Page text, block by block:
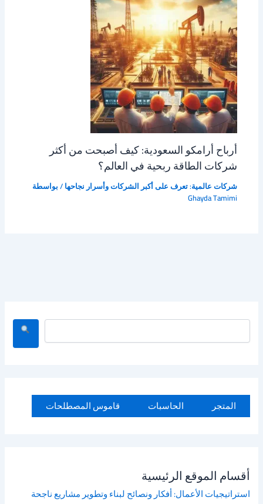
أرباح أرامكو السعودية: كيف أصبحت من أكثر
شركات الطاقة ربحية في العالم؟
شركات عالمية: تعرف على أكبر الشركات وأسرار نجاحها/ بواسطة
Ghayda Tamimi
ا
ب
المتجر الحاسبات قاموس المصطلحات
أقسام الموقع الرئيسية
استراتيجيات الأعمال: أفكار ونصائح لبناء وتطوير مشاريع ناجحة